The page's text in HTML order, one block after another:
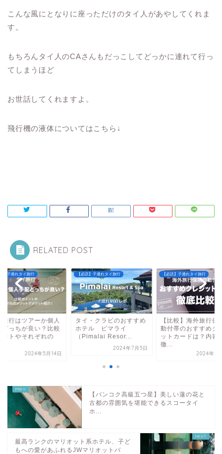
こんな風にとなりに座っただけのタイ人があやしてくれま
す。
もちろんタイ人のCAさんもだっこしてどっかに連れて行っ
てしまうほど
お世話してくれますよ。
飛行機の液体についてはこちら↓
RELATED POST
】子連れタイ旅行
旅行はツアーか個人
どっちが良い？比較
ントやそれぞれの
2024年5月14日
【必読】子連れタイ旅行
タイ・クラビのおすすめ
ホテル ピマライ
（Pimalai Resor...
2024年7月5日
【必読】子連れタイ旅行
【比較】海外旅行保
動付帯のおすすめク
ットカードは？内容
徹...
2024年1
【バンコク高級五つ星】美しい蓮の花と
古都の雰囲気を堪能できるスコータイ
ホ...
最高ランクのマリオット系ホテル、子ど
もへの愛があふれるJWマリオットバ